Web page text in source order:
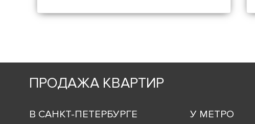
ПРОДАЖА КВАРТИР
В САНКТ-ПЕТЕРБУРГЕ У МЕТРО